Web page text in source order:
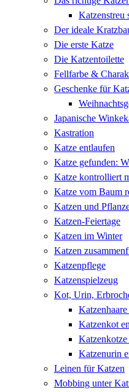
Katzenstreu
Der ideale
Die erste Katze
Die Katzentoilette
Fellfarbe &
Geschenke für
Japanische
Kastration
Katze entlaufen
Katze gefunden:
Katze kontrolliert
Katze vom Baum
Katzen und
Katzen-Feiertage
Katzen im Winter
Katzen
Katzenpflege
Katzenspielzeug
Kot, Urin,
Katzenkot
Katzenkotze
Katzenurin
Leinen für Katzen
Mobbing unter